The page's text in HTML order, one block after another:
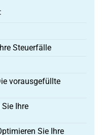
Steuerfälle
vorausgefüllte
Ihre
Sie Ihre